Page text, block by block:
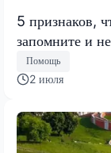
5 признаков,
запомните и
Помощь
2 июля